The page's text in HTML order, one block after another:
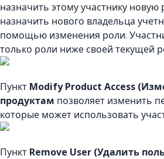
назначить этому участнику
назначить нового владельца
помощью изменения роли.
только роли ниже своей текущей
Пункт Modify Product Access
продуктам позволяет изменить
которые может использовать
Пункт Remove User (Удалить